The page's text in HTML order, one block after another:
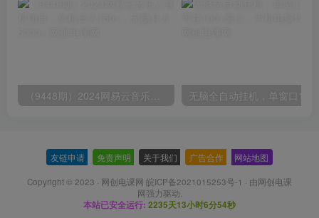
友链申请 免责声明 关于我们 广告合作 网站地图
Copyright © 2023 · 网创电课网 皖ICP备2021015253号-1 · 由网创电课
网强力驱动.
本站已安全运行: 2235天13小时6分54秒